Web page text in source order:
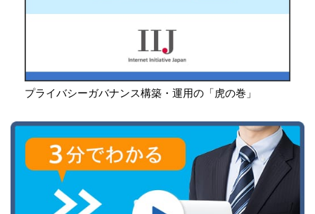
プライバシーガバナンス構築・運用の「虎の巻」